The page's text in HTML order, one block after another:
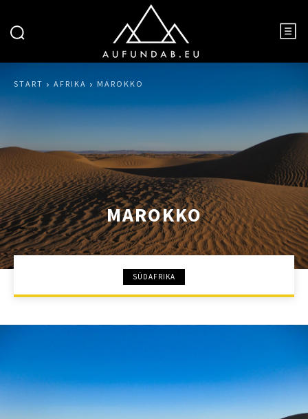
START AFRIKA MAROKKO
MAROKKO
SÜDAFRIKA